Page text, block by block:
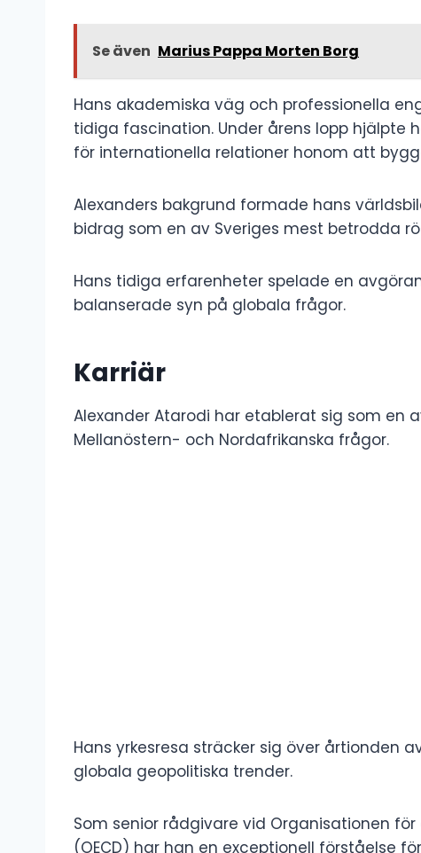
Se även Marius Pappa Morten Borg
Hans akademiska väg och professionella
tidiga fascination. Under årens lopp hjälpte
för internationella relationer honom att
Alexanders bakgrund formade hans
bidrag som en av Sveriges mest betrodda
Hans tidiga erfarenheter spelade en
balanserade syn på globala frågor.
Karriär
Alexander Atarodi har etablerat sig som en
Mellanöstern- och Nordafrikanska frågor.
Hans yrkesresa sträcker sig över årtionden
globala geopolitiska trender.
Som senior rådgivare vid Organisationen
(OECD) har han en exceptionell förståelse